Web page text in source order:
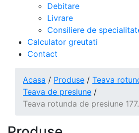
Debitare
Livrare
Consiliere de
Calculator greutati
Contact
Acasa / Produse / Teava
Teava de presiune /
Teava rotunda de presiune